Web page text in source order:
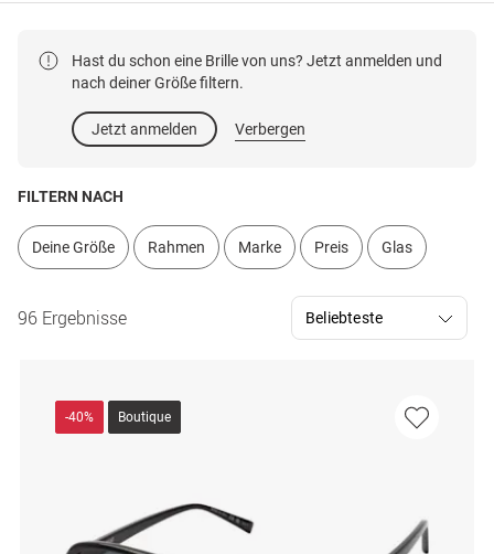
Hast du schon eine Brille von uns? Jetzt anmelden und
nach deiner Größe filtern.
Jetzt anmelden Verbergen
FILTERN NACH
Deine Größe Rahmen Marke Preis Glas
96 Ergebnisse
-40% Boutique